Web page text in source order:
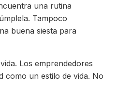
una rutina
Tampoco
buena siesta para
Los emprendedores
como un estilo de vida. No